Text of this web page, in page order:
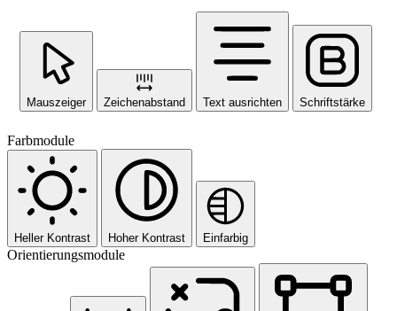
Mauszeiger Zeichenabstand Text ausrichten Schriftstärke
Farbmodule
Heller Kontrast Hoher Kontrast Einfarbig
Orientierungsmodule